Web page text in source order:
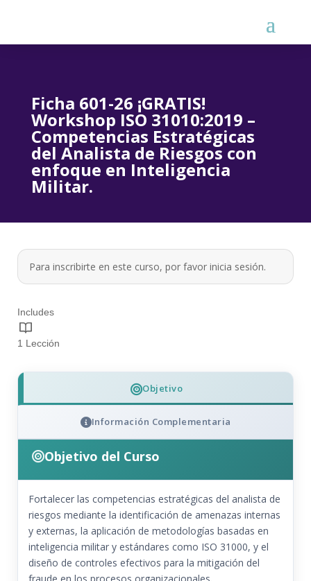
Ficha 601-26 ¡GRATIS!
Workshop ISO 31010:2019 –
Competencias Estratégicas
del Analista de Riesgos con
enfoque en Inteligencia
Militar.
Para inscribirte en este curso, por favor inicia sesión.
Includes
1 Lección
Objetivo
Información Complementaria
Objetivo del Curso
Fortalecer las competencias estratégicas del analista de
riesgos mediante la identificación de amenazas internas
y externas, la aplicación de metodologías basadas en
inteligencia militar y estándares como ISO 31000, y el
diseño de controles efectivos para la mitigación del